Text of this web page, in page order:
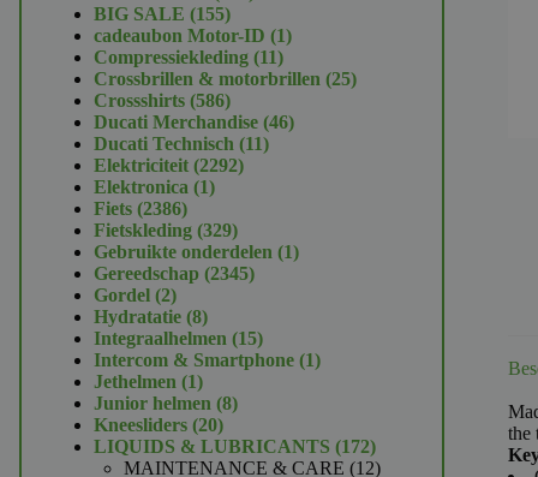
the
BIG SALE 155155
producten
cadeaubon Motor-ID 11
Compressiekleding 1111
producten
Crossbrillen & motorbrillen 2525
Crossshirts 586586
producten
Ducati Merchandise 4646
Ducati Technisch 1111
Elektriciteit 22922292
Elektronica 11
Fiets 23862386
producten
Fietskleding 329329
producten
Gebruikte onderdelen 11
Gereedschap 23452345
Gordel 22
producten
Hydratatie 88
producten
Integraalhelmen 1515
producten
Intercom & Smartphone 11
Jethelmen 11
product
Junior helmen 88
Kneesliders 2020
producten
LIQUIDS & LUBRICANTS 172172
producten
MAINTENANCE & CARE 1212